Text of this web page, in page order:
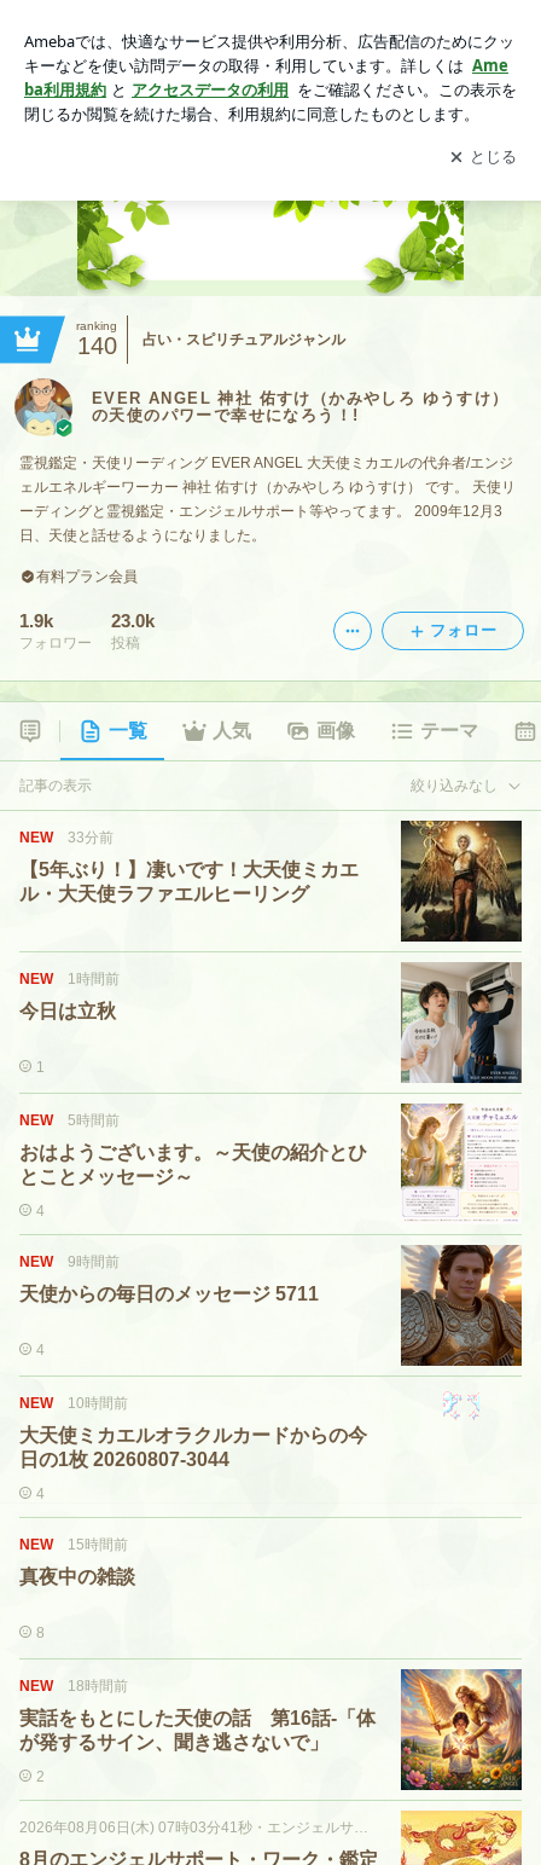
パワーで幸せになろう！!
アプリをダウンロードして ブログの更新通知
を受け取りまし
ょう。
開く
ranking
140 占い・スピリチュアルジャンル
EVER ANGEL 神社 佑すけ（かみやしろ ゆうすけ）
の天使のパワーで幸せになろう！!
霊視鑑定・天使リーディング EVER ANGEL 大天使ミカエルの代弁者/エンジ
ェルエネルギーワーカー 神社 佑すけ（かみやしろ ゆうすけ） です。 天使リ
ーディングと霊視鑑定・エンジェルサポート等やってます。 2009年12月3
日、天使と話せるようになりました。
有料プラン会員
1.9k
フォロワー
23.0k
投稿
フォロー
一覧 人気 画像 テーマ
記事の表示 絞り込みなし
NEW 33分前
【5年ぶり！】凄いです！大天使ミカエ
ル・大天使ラファエルヒーリング
NEW 1時間前
今日は立秋
1
NEW 5時間前
おはようございます。～天使の紹介とひ
とことメッセージ～
4
NEW 9時間前
天使からの毎日のメッセージ 5711
4
NEW 10時間前
大天使ミカエルオラクルカードからの今
日の1枚 20260807-3044
4
NEW 15時間前
真夜中の雑談
8
NEW 18時間前
実話をもとにした天使の話 第16話-「体
が発するサイン、聞き逃さないで」
2
2026年08月06日(木) 07時03分41秒 ・ エンジェルサポート
8月のエンジェルサポート・ワーク・鑑定